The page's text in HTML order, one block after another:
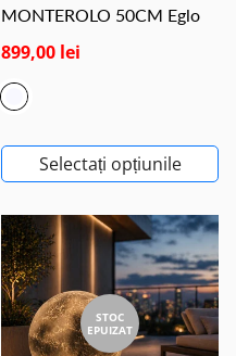
MONTEROLO 50CM Eglo
899,00 lei
Selectați opțiunile
STOC
EPUIZAT